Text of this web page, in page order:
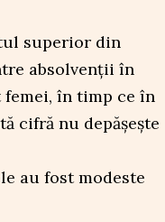
superior din
absolvenții în
în timp ce în
cifră nu depășește
au fost modeste